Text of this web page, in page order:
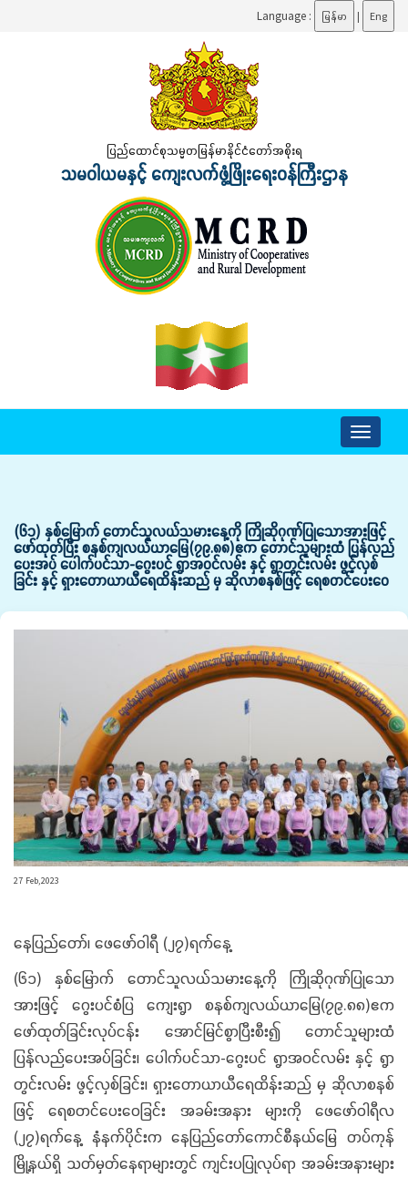
Language : မြန်မာ | Eng
ပြည်ထောင်စုသမ္မတမြန်မာနိုင်ငံတော်အစိုးရ
သမဝါယမနှင့် ကျေးလက်ဖွံ့ဖြိုးရေးဝန်ကြီးဌာန
Toggle
(၆၁) နှစ်မြောက် တောင်သူလယ်သမားနေ့ကို ကြိုဆိုဂုဏ်ပြုသောအားဖြင့်
ဖော်ထုတ်ပြီး စနစ်ကျလယ်ယာမြေ(၇၉.၈၈)ဧက တောင်သူများထံ ပြန်လည်
ပေးအပ် ပေါက်ပင်သာ-ဂွေးပင် ရွာအဝင်လမ်း နှင့် ရွာတွင်းလမ်း ဖွင့်လှစ်
ခြင်း နှင့် ရှားတောယာယီရေထိန်းဆည် မှ ဆိုလာစနစ်ဖြင့် ရေစတင်ပေးဝေ
27 Feb,2023
နေပြည်တော်၊ ဖေဖော်ဝါရီ (၂၇)ရက်နေ့
(၆၁) နှစ်မြောက် တောင်သူလယ်သမားနေ့ကို ကြိုဆိုဂုဏ်ပြုသော
အားဖြင့် ဂွေးပင်စံပြ ကျေးရွာ စနစ်ကျလယ်ယာမြေ(၇၉.၈၈)ဧက
ဖော်ထုတ်ခြင်းလုပ်ငန်း အောင်မြင်စွာပြီးစီး၍ တောင်သူများထံ
ပြန်လည်ပေးအပ်ခြင်း၊ ပေါက်ပင်သာ-ဂွေးပင် ရွာအဝင်လမ်း နှင့် ရွာ
တွင်းလမ်း ဖွင့်လှစ်ခြင်း၊ ရှားတောယာယီရေထိန်းဆည် မှ ဆိုလာစနစ်
ဖြင့် ရေစတင်ပေးဝေခြင်း အခမ်းအနား များကို ဖေဖော်ဝါရီလ
(၂၇)ရက်နေ့ နံနက်ပိုင်းက နေပြည်တော်ကောင်စီနယ်မြေ တပ်ကုန်
မြို့နယ်ရှိ သတ်မှတ်နေရာများတွင် ကျင်းပပြုလုပ်ရာ အခမ်းအနားများ